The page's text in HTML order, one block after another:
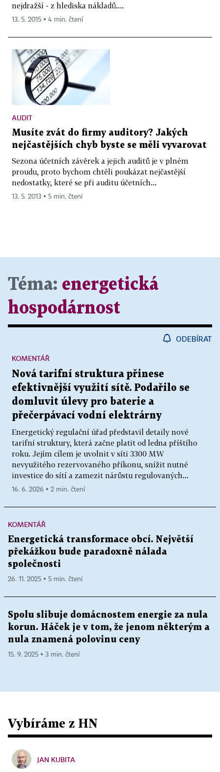
nejdražší - z hlediska nákladů....
13. 5. 2015 ▪ 4 min. čtení
AUDIT
Musíte zvát do firmy auditory? Jakých
nejčastějších chyb byste se měli vyvarovat
Sezona účetních závěrek a jejich auditů je v plném
proudu, proto bychom chtěli poukázat nejčastější
nedostatky, které se při auditu účetních...
13. 5. 2013 ▪ 5 min. čtení
Téma: energetická
hospodárnost
ODEBÍRAT
Nová tarifní struktura přinese
efektivnější využití sítě. Podařilo se
domluvit úlevy pro baterie a
přečerpávací vodní elektrárny
Energetický regulační úřad představil detaily nové
tarifní struktury, která začne platit od ledna příštího
roku. Jejím cílem je uvolnit v síti 3300 MW
nevyužitého rezervovaného příkonu, snížit nutné
investice do sítí a zamezit nárůstu regulovaných...
KOMENTÁŘ
16. 6. 2026 ▪ 2 min. čtení
KOMENTÁŘ
Energetická transformace obcí. Největší
překážkou bude paradoxně nálada
společnosti
26. 11. 2025 ▪ 5 min. čtení
Spolu slibuje domácnostem energie za nula
korun. Háček je v tom, že jenom některým a
nula znamená polovinu ceny
15. 9. 2025 ▪ 3 min. čtení
Vybíráme z HN
JAN KUBITA